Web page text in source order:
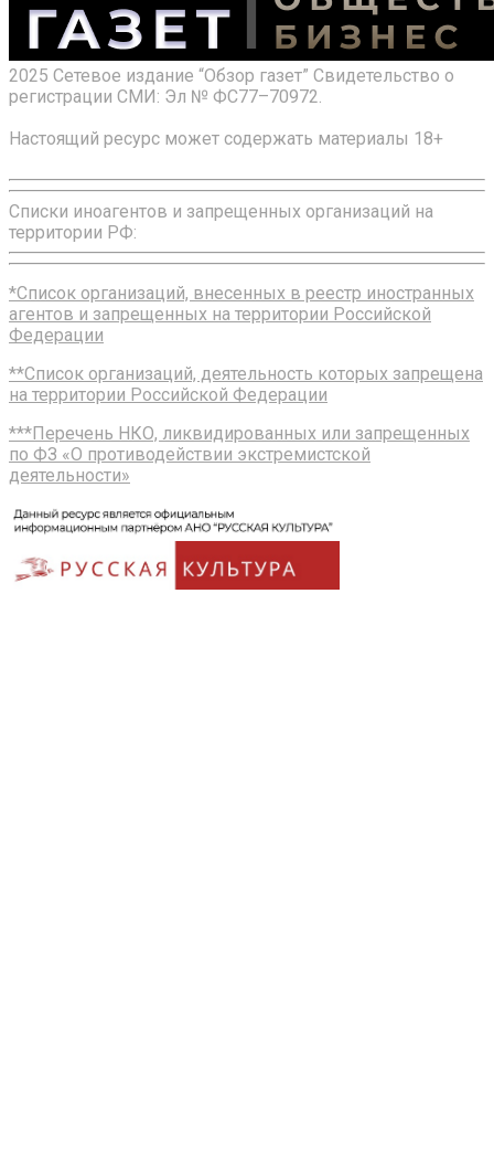
2025 Сетевое издание “Обзор газет” Свидетельство о
регистрации СМИ: Эл № ФС77–70972.
Настоящий ресурс может содержать материалы 18+
Списки иноагентов и запрещенных организаций на
территории РФ:
*Список организаций, внесенных в реестр иностранных
агентов и запрещенных на территории Российской
Федерации
**Список организаций, деятельность которых запрещена
на территории Российской Федерации
***Перечень НКО, ликвидированных или запрещенных
по ФЗ «О противодействии экстремистской
деятельности»